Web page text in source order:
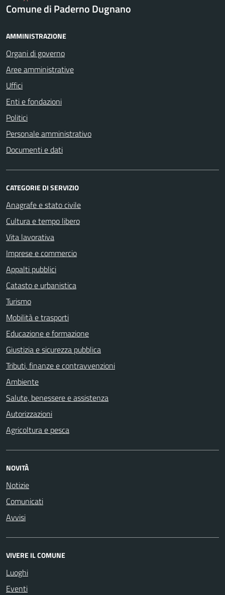
Comune di Paderno Dugnano
AMMINISTRAZIONE
Organi di governo
Aree amministrative
Uffici
Enti e fondazioni
Politici
Personale amministrativo
Documenti e dati
CATEGORIE DI SERVIZIO
Anagrafe e stato civile
Cultura e tempo libero
Vita lavorativa
Imprese e commercio
Appalti pubblici
Catasto e urbanistica
Turismo
Mobilità e trasporti
Educazione e formazione
Giustizia e sicurezza pubblica
Tributi, finanze e contravvenzioni
Ambiente
Salute, benessere e assistenza
Autorizzazioni
Agricoltura e pesca
NOVITÀ
Notizie
Comunicati
Avvisi
VIVERE IL COMUNE
Luoghi
Eventi